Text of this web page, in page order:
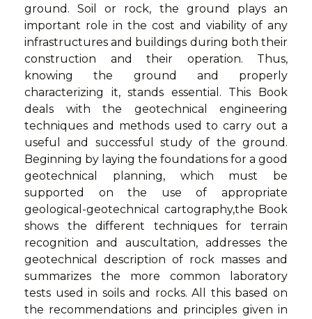
ground. Soil or rock, the ground plays an
important role in the cost and viability of any
infrastructures and buildings during both their
construction and their operation. Thus,
knowing the ground and properly
characterizing it, stands essential. This Book
deals with the geotechnical engineering
techniques and methods used to carry out a
useful and successful study of the ground.
Beginning by laying the foundations for a good
geotechnical planning, which must be
supported on the use of appropriate
geological-geotechnical cartography,the Book
shows the different techniques for terrain
recognition and auscultation, addresses the
geotechnical description of rock masses and
summarizes the more common laboratory
tests used in soils and rocks. All this based on
the recommendations and principles given in